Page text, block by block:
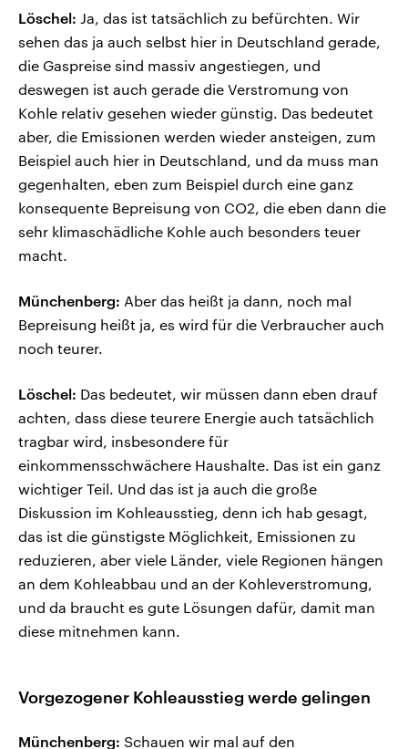
Löschel: Ja, das ist tatsächlich zu befürchten. Wir
sehen das ja auch selbst hier in Deutschland gerade,
die Gaspreise sind massiv angestiegen, und
deswegen ist auch gerade die Verstromung von
Kohle relativ gesehen wieder günstig. Das bedeutet
aber, die Emissionen werden wieder ansteigen, zum
Beispiel auch hier in Deutschland, und da muss man
gegenhalten, eben zum Beispiel durch eine ganz
konsequente Bepreisung von CO2, die eben dann die
sehr klimaschädliche Kohle auch besonders teuer
macht.
Münchenberg: Aber das heißt ja dann, noch mal
Bepreisung heißt ja, es wird für die Verbraucher auch
noch teurer.
Löschel: Das bedeutet, wir müssen dann eben drauf
achten, dass diese teurere Energie auch tatsächlich
tragbar wird, insbesondere für
einkommensschwächere Haushalte. Das ist ein ganz
wichtiger Teil. Und das ist ja auch die große
Diskussion im Kohleausstieg, denn ich hab gesagt,
das ist die günstigste Möglichkeit, Emissionen zu
reduzieren, aber viele Länder, viele Regionen hängen
an dem Kohleabbau und an der Kohleverstromung,
und da braucht es gute Lösungen dafür, damit man
diese mitnehmen kann.
Vorgezogener Kohleausstieg werde gelingen
Münchenberg: Schauen wir mal auf den